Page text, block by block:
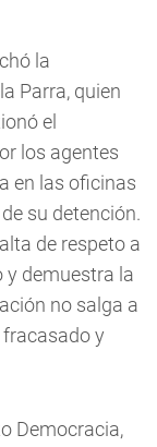
la
Parra, quien
el
los agentes
en las oficinas
su detención.
de respeto a
y demuestra la
no salga a
y
Democracia,